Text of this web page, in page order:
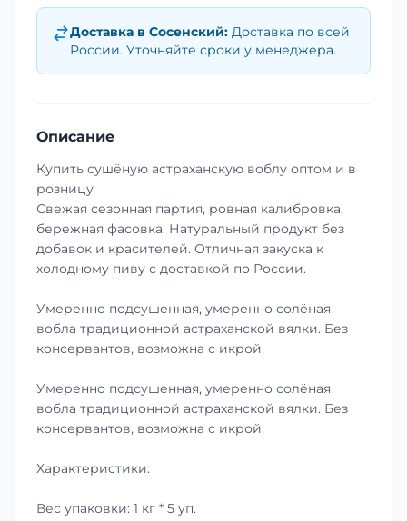
Доставка в Сосенский: Доставка по всей
России. Уточняйте сроки у менеджера.
Описание
Купить сушёную астраханскую воблу оптом и в
розницу
Свежая сезонная партия, ровная калибровка,
бережная фасовка. Натуральный продукт без
добавок и красителей. Отличная закуска к
холодному пиву с доставкой по России.
Умеренно подсушенная, умеренно солёная
вобла традиционной астраханской вялки. Без
консервантов, возможна с икрой.
Умеренно подсушенная, умеренно солёная
вобла традиционной астраханской вялки. Без
консервантов, возможна с икрой.
Характеристики:
Вес упаковки: 1 кг * 5 уп.